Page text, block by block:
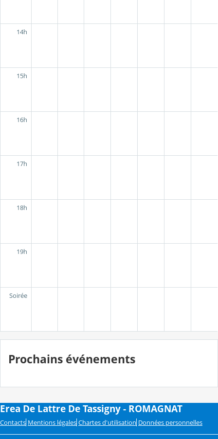
14h
15h
16h
17h
18h
19h
Soirée
Prochains événements
Erea De Lattre De Tassigny - ROMAGNAT
Contacts Mentions légales Chartes d'utilisation Données personnelles